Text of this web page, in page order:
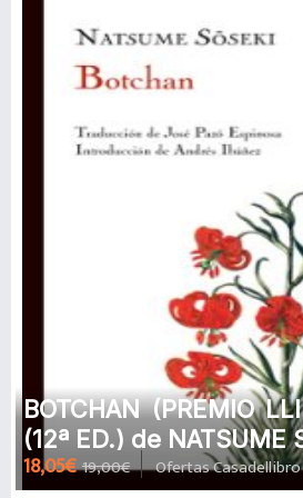
BOTCHAN (PREMIO
(12ª ED.) de NATSUME
18,05€ 19,00€ Ofertas Casadellibro